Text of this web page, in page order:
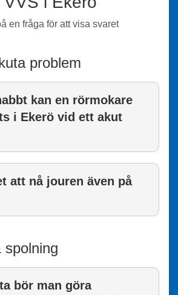
en fråga för att visa svaret
problem
kan en rörmokare
i Ekerö vid ett akut
att nå jouren även på
spolning
bör man göra